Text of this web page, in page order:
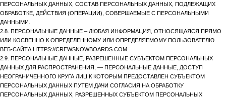
ПЕРСОНАЛЬНЫХ ДАННЫХ, СОСТАВ ПЕРСОНАЛЬНЫХ ДАННЫХ, ПОДЛЕЖАЩИХ
ОБРАБОТКЕ, ДЕЙСТВИЯ (ОПЕРАЦИИ), СОВЕРШАЕМЫЕ С ПЕРСОНАЛЬНЫМИ
ДАННЫМИ.
2.8. ПЕРСОНАЛЬНЫЕ ДАННЫЕ – ЛЮБАЯ ИНФОРМАЦИЯ, ОТНОСЯЩАЯСЯ ПРЯМО
ИЛИ КОСВЕННО К ОПРЕДЕЛЕННОМУ ИЛИ ОПРЕДЕЛЯЕМОМУ ПОЛЬЗОВАТЕЛЮ
ВЕБ-САЙТА HTTPS://CREWSNOWBOARDS.COM.
2.9. ПЕРСОНАЛЬНЫЕ ДАННЫЕ, РАЗРЕШЕННЫЕ СУБЪЕКТОМ ПЕРСОНАЛЬНЫХ
ДАННЫХ ДЛЯ РАСПРОСТРАНЕНИЯ, — ПЕРСОНАЛЬНЫЕ ДАННЫЕ, ДОСТУП
НЕОГРАНИЧЕННОГО КРУГА ЛИЦ К КОТОРЫМ ПРЕДОСТАВЛЕН СУБЪЕКТОМ
ПЕРСОНАЛЬНЫХ ДАННЫХ ПУТЕМ ДАЧИ СОГЛАСИЯ НА ОБРАБОТКУ
ПЕРСОНАЛЬНЫХ ДАННЫХ, РАЗРЕШЕННЫХ СУБЪЕКТОМ ПЕРСОНАЛЬНЫХ